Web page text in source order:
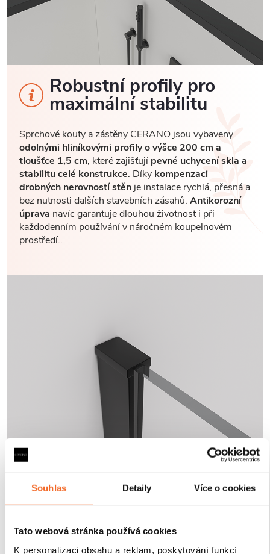
Souhlas Detaily Více o cookies
Tato webová stránka používá cookies
K personalizaci obsahu a reklam, poskytování funkcí
Robustní profily pro
maximální stabilitu
Sprchové kouty a zástěny CERANO jsou vybaveny
odolnými hliníkovými profily o výšce 200 cm a
tloušťce 1,5 cm, které zajišťujípevné uchycení skla a
stabilitu celé konstrukce. Díky kompenzaci
drobných nerovností stěnje instalace rychlá, přesná a
bez nutnosti dalších stavebních zásahů. Antikorozní
úprava navíc garantuje dlouhou životnost i při
každodenním používání v náročném koupelnovém
prostředí..